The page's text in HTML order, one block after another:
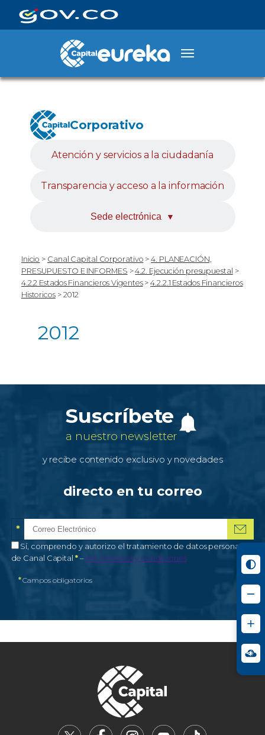
Corporativo
Atención y servicios a la ciudadanía
Transparencia y acceso a la información
Sede electrónica ▼
Inicio > Canal Capital Corporativo >4. PLANEACIÓN,
PRESUPUESTO E INFORMES >4.2. Ejecución presupuestal >
4.2.2 Estados Financieros Vigentes>4.2.2.1 Estados Financieros
Historicos> 2012
2012
Suscríbete
a nuestro newsletter
y recibe contenido exclusivo y novedades
directo en tu correo
Correo electrónico*
*
Campo obligatorio
Autorización de tratamiento de datos personales
Sí, comprendo y autorizo el tratamiento de datos personales
de Canal Capital *–Campo obligatorio
Ver Términos y condiciones
*Campos obligatorios